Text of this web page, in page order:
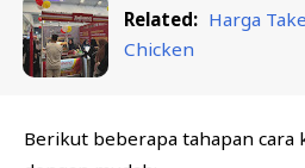
Related: Harga
Chicken
Berikut beberapa tahapan